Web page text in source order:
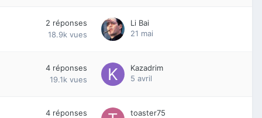
2 réponses
18.9k vues
Li Bai
21 mai
4 réponses
19.1k vues
Kazadrim
5 avril
4 réponses
toaster75